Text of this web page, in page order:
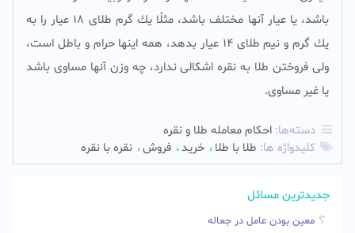
باشد، يا عيار آنها مختلف باشد، مثلًا يك گرم طلاى 18 عيار را به
يك گرم و نيم طلاى 14 عيار بدهد، همه اينها حرام و باطل است،
ولى فروختن طلا به نقره اشكالى ندارد، چه وزن آنها مساوى باشد
يا غير مساوى.
دسته‌ها: احکام معامله طلا و نقره
کلیدواژه ها: طلا با طلا خريد فروش نقره با نقره
جدیدترین مسائل
معین بودن عامل در جعاله